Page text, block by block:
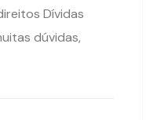
Dívidas
dúvidas,